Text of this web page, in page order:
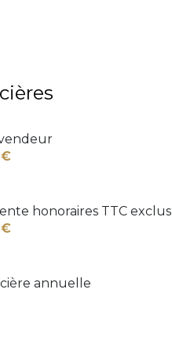
€
honoraires TTC exclus
€
annuelle